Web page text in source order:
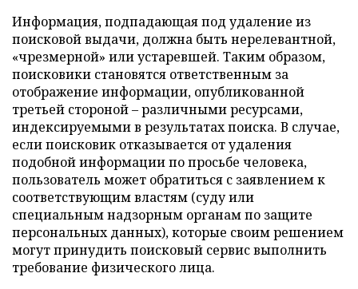
Информация, подпадающая под удаление из
поисковой выдачи, должна быть нерелевантной,
«чрезмерной» или устаревшей. Таким образом,
поисковики становятся ответственным за
отображение информации, опубликованной
третьей стороной – различными ресурсами,
индексируемыми в результатах поиска. В случае,
если поисковик отказывается от удаления
подобной информации по просьбе человека,
пользователь может обратиться с заявлением к
соответствующим властям (суду или
специальным надзорным органам по защите
персональных данных), которые своим решением
могут принудить поисковый сервис выполнить
требование физического лица.